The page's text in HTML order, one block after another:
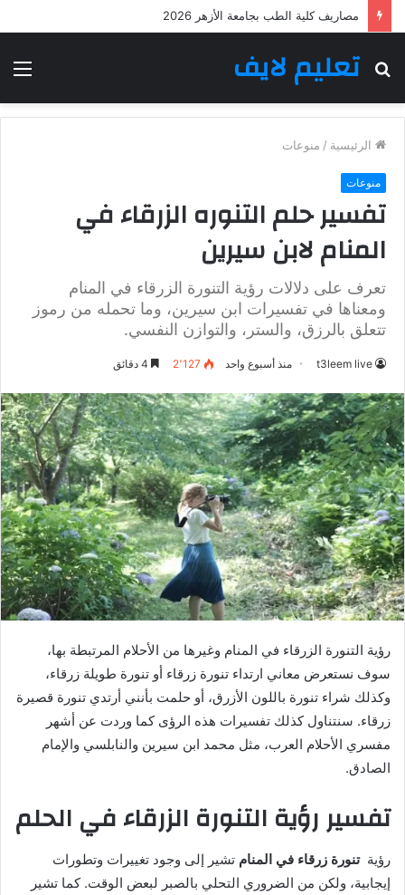
مصاريف كلية الطب بجامعة الأزهر 2026
تعليم لايف
بحث
الرئيسية / منوعات
منوعات
تفسير حلم التنوره الزرقاء في
المنام لابن سيرين
تعرف على دلالات رؤية التنورة الزرقاء في المنام
ومعناها في تفسيرات ابن سيرين، وما تحمله من رموز
تتعلق بالرزق، والستر، والتوازن النفسي.
t3leem live منذ أسبوع واحد 2٬127
رؤية التنورة الزرقاء في المنام وغيرها من الأحلام المرتبطة بها،
سوف نستعرض معاني ارتداء تنورة زرقاء أو تنورة طويلة زرقاء،
وكذلك شراء تنورة باللون الأزرق، أو حلمت بأنني أرتدي تنورة قصيرة
زرقاء. سنتناول كذلك تفسيرات هذه الرؤى كما وردت عن أشهر
مفسري الأحلام العرب، مثل محمد ابن سيرين والنابلسي والإمام
الصادق.
تفسير رؤية التنورة الزرقاء في الحلم
رؤية تنورة زرقاء في المنام تشير إلى وجود تغييرات وتطورات
إيجابية، ولكن من الضروري التحلي بالصبر لبعض الوقت. كما تشير